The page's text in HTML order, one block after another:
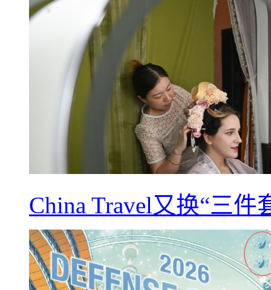
China Travel又换“三